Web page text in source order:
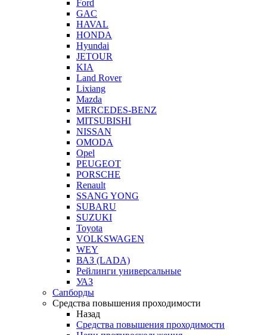
Ford
GAC
HAVAL
HONDA
Hyundai
JETOUR
KIA
Land Rover
Lixiang
Mazda
MERCEDES-BENZ
MITSUBISHI
NISSAN
OMODA
Opel
PEUGEOT
PORSCHE
Renault
SSANG YONG
SUBARU
SUZUKI
Toyota
VOLKSWAGEN
WEY
ВАЗ (LADA)
Рейлинги универсальные
УАЗ
Сапборды
Средства повышения проходимости
Назад
Средства повышения проходимости